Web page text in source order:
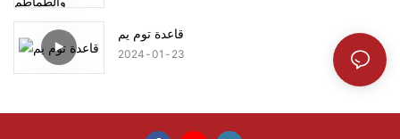
قاعدة توم يم
2024 01 23